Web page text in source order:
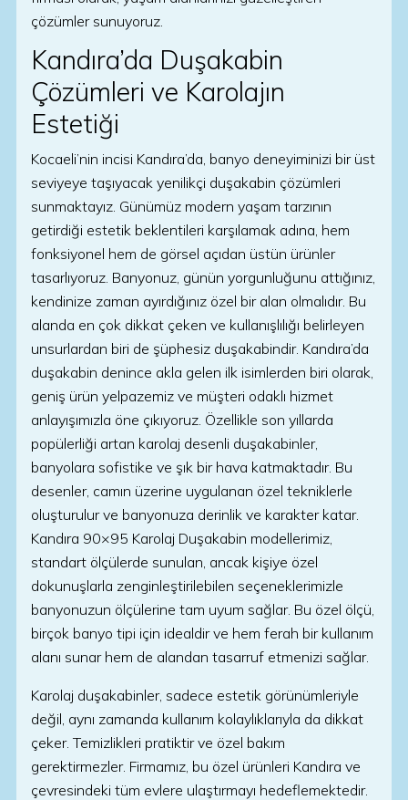
çözümler sunuyoruz.
Kandıra’da Duşakabin
Çözümleri ve Karolajın
Estetiği
Kocaeli’nin incisi Kandıra’da, banyo deneyiminizi bir üst
seviyeye taşıyacak yenilikçi duşakabin çözümleri
sunmaktayız. Günümüz modern yaşam tarzının
getirdiği estetik beklentileri karşılamak adına, hem
fonksiyonel hem de görsel açıdan üstün ürünler
tasarlıyoruz. Banyonuz, günün yorgunluğunu attığınız,
kendinize zaman ayırdığınız özel bir alan olmalıdır. Bu
alanda en çok dikkat çeken ve kullanışlılığı belirleyen
unsurlardan biri de şüphesiz duşakabindir. Kandıra’da
duşakabin denince akla gelen ilk isimlerden biri olarak,
geniş ürün yelpazemiz ve müşteri odaklı hizmet
anlayışımızla öne çıkıyoruz. Özellikle son yıllarda
popülerliği artan karolaj desenli duşakabinler,
banyolara sofistike ve şık bir hava katmaktadır. Bu
desenler, camın üzerine uygulanan özel tekniklerle
oluşturulur ve banyonuza derinlik ve karakter katar.
Kandıra 90×95 Karolaj Duşakabin modellerimiz,
standart ölçülerde sunulan, ancak kişiye özel
dokunuşlarla zenginleştirilebilen seçeneklerimizle
banyonuzun ölçülerine tam uyum sağlar. Bu özel ölçü,
birçok banyo tipi için idealdir ve hem ferah bir kullanım
alanı sunar hem de alandan tasarruf etmenizi sağlar.
Karolaj duşakabinler, sadece estetik görünümleriyle
değil, aynı zamanda kullanım kolaylıklarıyla da dikkat
çeker. Temizlikleri pratiktir ve özel bakım
gerektirmezler. Firmamız, bu özel ürünleri Kandıra ve
çevresindeki tüm evlere ulaştırmayı hedeflemektedir.